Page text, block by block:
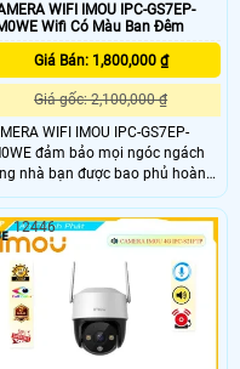
WIFI IMOU IPC-GS7EP-
5M0WE Wifi Có Màu Ban Đêm
Giá Bán: 1,800,000 ₫
Giá gốc: 2,100,000 ₫
WIFI IMOU IPC-GS7EP-
đảm bảo mọi ngóc ngách
nhà bạn được bao phủ hoàn
IP66, camera
thể được sử dụng ngoài trời với
điều kiện thời tiết khác nhau.
tính năng giám sát trực tiếp với
nét cao QHD 3K và các tính năng
0 ~ 355 ° & nghiêng 0 ~ 90 °
12446